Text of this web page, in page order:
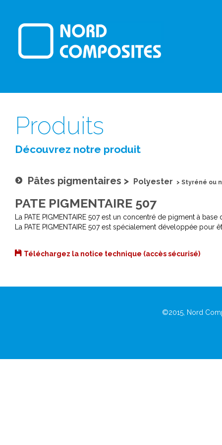
Produits
Découvrez notre produit
Pâtes pigmentaires > Polyester > Styréné ou
PATE PIGMENTAIRE 507
La PATE PIGMENTAIRE 507 est un concentré de pigment à
La PATE PIGMENTAIRE 507 est spécialement développée
Téléchargez la notice technique (accès sécurisé)
©2015, Nord